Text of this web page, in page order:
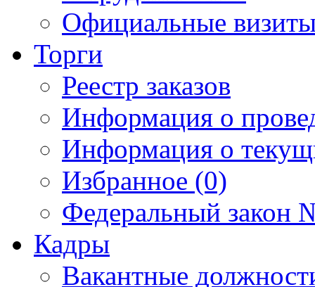
Официальные
Торги
Реестр заказов
Информация о
Информация о
Избранное (0)
Федеральный закон
Кадры
Вакантные